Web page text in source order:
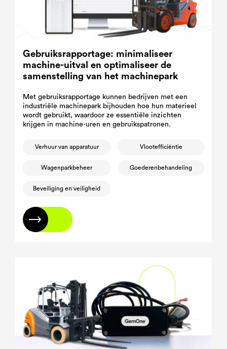
Gebruiksrapportage: minimaliseer
machine-uitval en optimaliseer de
samenstelling van het machinepark
Met gebruiksrapportage kunnen bedrijven met een
industriële machinepark bijhouden hoe hun materieel
wordt gebruikt, waardoor ze essentiële inzichten
krijgen in machine-uren en gebruikspatronen.
Verhuur van apparatuur Vlootefficiëntie
Wagenparkbeheer Goederenbehandeling
Beveiliging en veiligheid
Lees meer